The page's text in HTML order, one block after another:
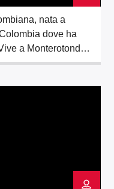
nata a
dove ha
a Monterotondo
di imparare